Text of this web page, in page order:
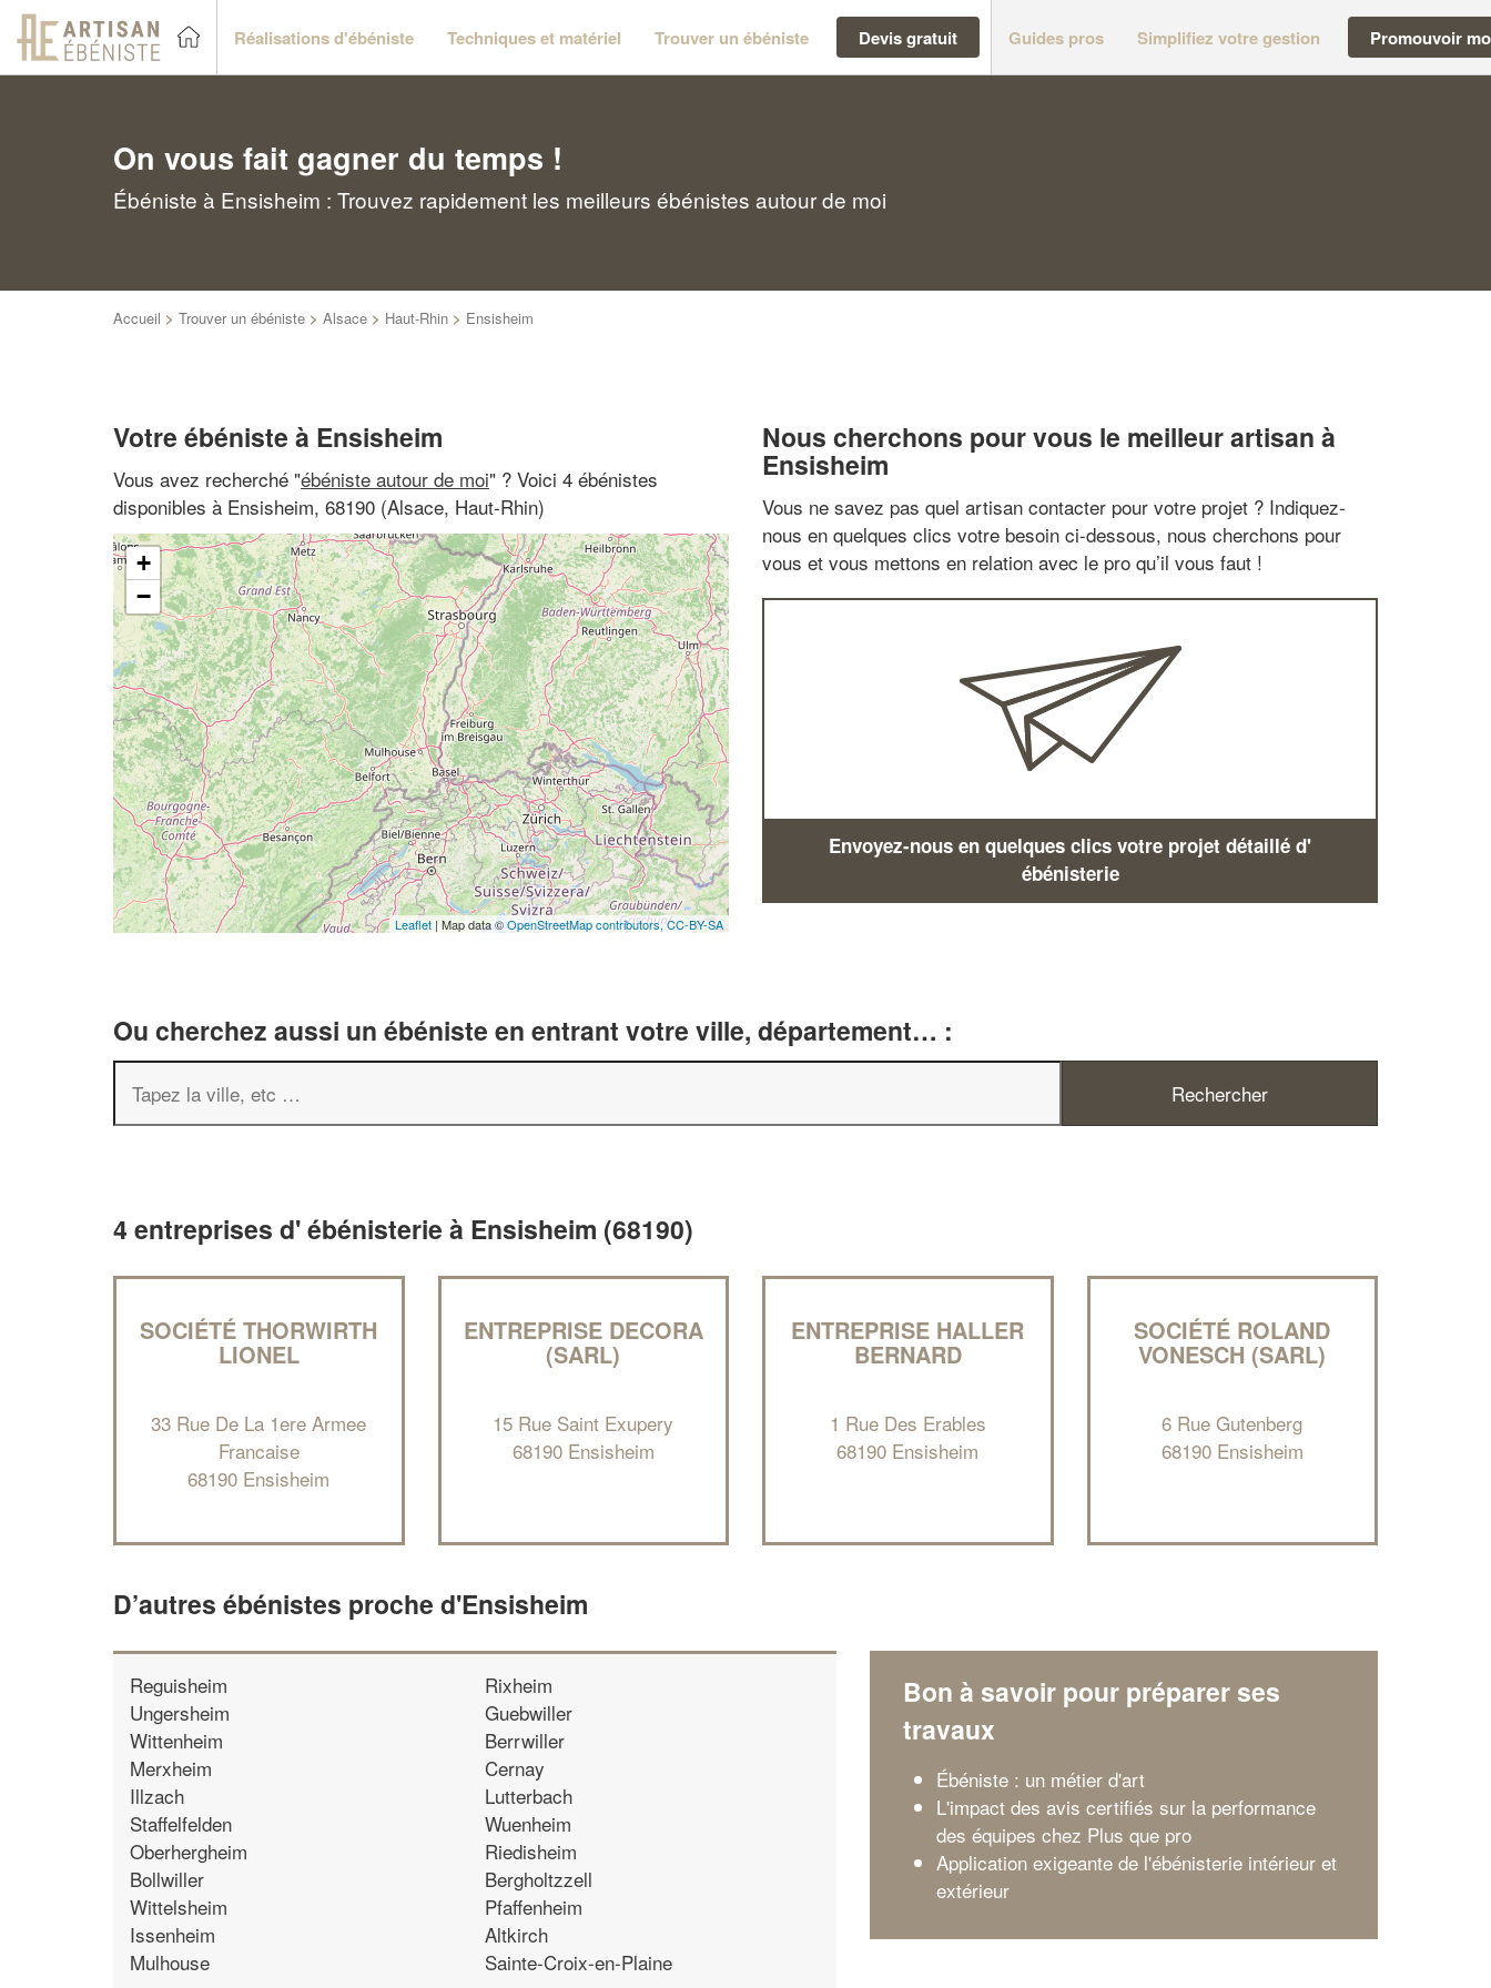
Réalisations d'ébéniste Techniques et matériel Trouver un ébéniste Devis gratuit Guides pros Simplifiez votre gestion Promouvoir
On vous fait gagner du temps !
Ébéniste à Ensisheim : Trouvez rapidement les meilleurs ébénistes autour de moi
Accueil > Trouver un ébéniste > Alsace > Haut-Rhin > Ensisheim
Votre ébéniste à Ensisheim
Vous avez recherché "ébéniste autour de moi" ? Voici 4 ébénistes
disponibles à Ensisheim, 68190 (Alsace, Haut-Rhin)
+
−
Leaflet | Map data ©OpenStreetMap contributors,CC-BY-SA
Nous cherchons pour vous le meilleur artisan à
Ensisheim
Vous ne savez pas quel artisan contacter pour votre projet ? Indiquez-
nous en quelques clics votre besoin ci-dessous, nous cherchons pour
vous et vous mettons en relation avec le pro qu’il vous faut !
Envoyez-nous en quelques clics votre projet détaillé d'
ébénisterie
Ou cherchez aussi un ébéniste en entrant votre ville, département… :
4 entreprises d' ébénisterie à Ensisheim (68190)
SOCIÉTÉ THORWIRTH
LIONEL
33 Rue De La 1ere Armee
Francaise
68190 Ensisheim
ENTREPRISE DECORA
(SARL)
15 Rue Saint Exupery
68190 Ensisheim
ENTREPRISE HALLER
BERNARD
1 Rue Des Erables
68190 Ensisheim
SOCIÉTÉ ROLAND
VONESCH (SARL)
6 Rue Gutenberg
68190 Ensisheim
D’autres ébénistes proche d'Ensisheim
Reguisheim
Ungersheim
Wittenheim
Merxheim
Illzach
Staffelfelden
Oberhergheim
Bollwiller
Wittelsheim
Issenheim
Mulhouse
Rixheim
Guebwiller
Berrwiller
Cernay
Lutterbach
Wuenheim
Riedisheim
Bergholtzzell
Pfaffenheim
Altkirch
Sainte-Croix-en-Plaine
Bon à savoir pour préparer ses
travaux
Ébéniste : un métier d'art
L'impact des avis certifiés sur la performance
des équipes chez Plus que pro
Application exigeante de l'ébénisterie intérieur et
extérieur
✕
nouveaux clients!
En savoir plus